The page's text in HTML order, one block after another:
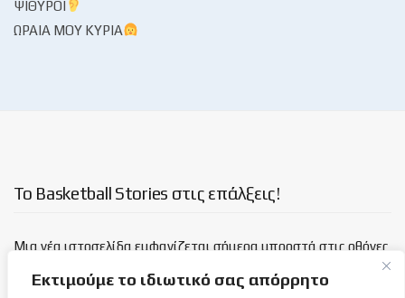
Εκτιμούμε το ιδιωτικό σας απόρρητο
ΨΊΘΥΡΟΙ
ΩΡΑΊΑ ΜΟΥ ΚΥΡΊΑ
Το Basketball Stories στις επάλξεις!
Μια νέα ιστοσελίδα εμφανίζεται σήμερα μπροστά στις οθόνες